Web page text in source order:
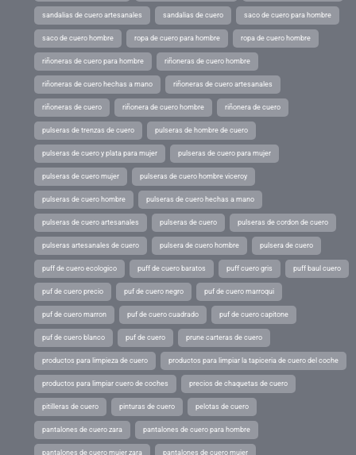
sandalias de cuero artesanales sandalias de cuero saco de cuero para hombre
saco de cuero hombre ropa de cuero para hombre ropa de cuero hombre
riñoneras de cuero para hombre riñoneras de cuero hombre
riñoneras de cuero hechas a mano riñoneras de cuero artesanales
riñoneras de cuero riñonera de cuero hombre riñonera de cuero
pulseras de trenzas de cuero pulseras de hombre de cuero
pulseras de cuero y plata para mujer pulseras de cuero para mujer
pulseras de cuero mujer pulseras de cuero hombre viceroy
pulseras de cuero hombre pulseras de cuero hechas a mano
pulseras de cuero artesanales pulseras de cuero pulseras de cordon de cuero
pulseras artesanales de cuero pulsera de cuero hombre pulsera de cuero
puff de cuero ecologico puff de cuero baratos puff cuero gris puff baul cuero
puf de cuero precio puf de cuero negro puf de cuero marroqui
puf de cuero marron puf de cuero cuadrado puf de cuero capitone
puf de cuero blanco puf de cuero prune carteras de cuero
productos para limpieza de cuero productos para limpiar la tapiceria de cuero del coche
productos para limpiar cuero de coches precios de chaquetas de cuero
pitilleras de cuero pinturas de cuero pelotas de cuero
pantalones de cuero zara pantalones de cuero para hombre
pantalones de cuero mujer zara pantalones de cuero mujer